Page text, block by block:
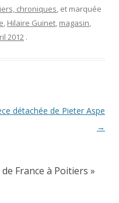
chroniques, et marquée
, Hilaire Guinet, magasin,
2012 .
détachée de Pieter Aspe
→
France à Poitiers »